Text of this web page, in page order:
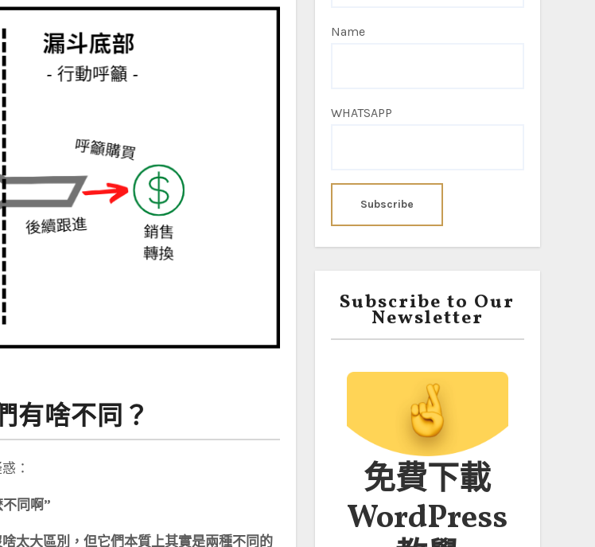
有啥不同？
：
同啊”
太大區別，但它們本質上其實是兩種不同的
Name
WHATSAPP
Subscribe to Our
Newsletter
免費下載
WordPress